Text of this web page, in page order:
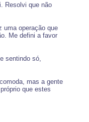
Resolvi que não
uma operação que
Me defini a favor
sentindo só,
mas a gente
que estes